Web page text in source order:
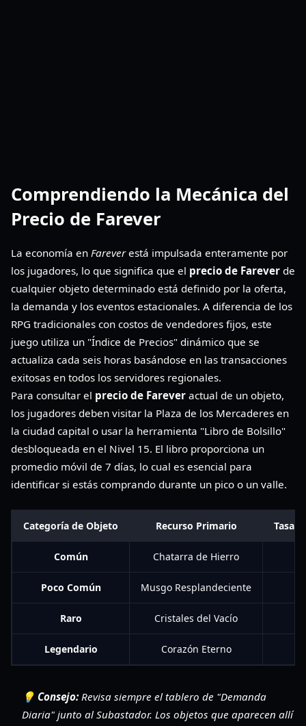
Comprendiendo la Mecánica del
Precio de Farever
La economía en Fareverestá impulsada enteramente por
los jugadores, lo que significa que el precio de Farever de
cualquier objeto determinado está definido por la oferta,
la demanda y los eventos estacionales. A diferencia de los
RPG tradicionales con costos de vendedores fijos, este
juego utiliza un "Índice de Precios" dinámico que se
actualiza cada seis horas basándose en las transacciones
exitosas en todos los servidores regionales.
Para consultar el precio de Farever actual de un objeto,
los jugadores deben visitar la Plaza de los Mercaderes en
la ciudad capital o usar la herramienta "Libro de Bolsillo"
desbloqueada en el Nivel 15. El libro proporciona un
promedio móvil de 7 días, lo cual es esencial para
identificar si estás comprando durante un pico o un valle.
Categoría de Objeto Recurso Primario Tasa
Común Chatarra de Hierro
Poco Común Musgo Resplandeciente
Raro Cristales del Vacío
Legendario Corazón Eterno
💡 Consejo:Revisa siempre el tablero de "Demanda
Diaria" junto al Subastador. Los objetos que aparecen allí